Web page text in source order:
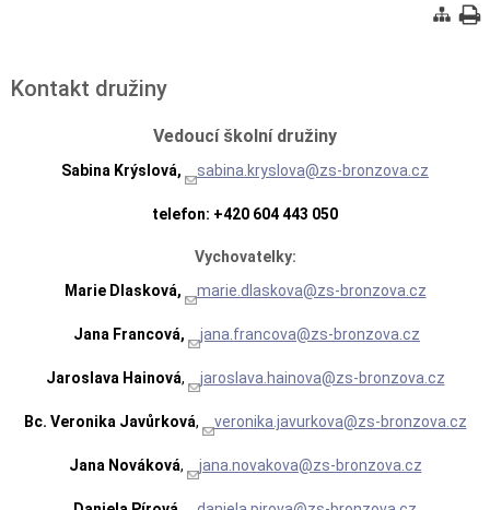
Kontakt družiny
Vedoucí školní družiny
Sabina Krýslová, sabina.kryslova@zs-bronzova.cz
telefon: +420 604 443 050
Vychovatelky:
Marie Dlasková,
marie.dlaskova@zs-bronzova.cz
Jana Francová, jana.francova@zs-bronzova.cz
Jaroslava Hainová, jaroslava.hainova@zs-bronzova.cz
Bc. Veronika Javůrková, veronika.javurkova@zs-bronzova.cz
Jana Nováková, jana.novakova@zs-bronzova.cz